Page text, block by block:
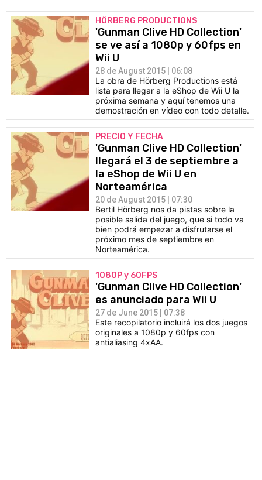
HÖRBERG PRODUCTIONS
'Gunman Clive HD Collection'
se ve así a 1080p y 60fps en
Wii U
28 de August 2015 | 06:08
La obra de Hörberg Productions está
lista para llegar a la eShop de Wii U la
próxima semana y aquí tenemos una
demostración en vídeo con todo detalle.
PRECIO Y FECHA
'Gunman Clive HD Collection'
llegará el 3 de septiembre a
la eShop de Wii U en
Norteamérica
20 de August 2015 | 07:30
Bertil Hörberg nos da pistas sobre la
posible salida del juego, que si todo va
bien podrá empezar a disfrutarse el
próximo mes de septiembre en
Norteamérica.
1080P y 60FPS
'Gunman Clive HD Collection'
es anunciado para Wii U
27 de June 2015 | 07:38
Este recopilatorio incluirá los dos juegos
originales a 1080p y 60fps con
antialiasing 4xAA.